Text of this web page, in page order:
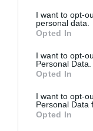
not limited to your
grant or deny
use your data for
consent section.
I want to opt-
personal data.
Opted In
I want to opt-
Personal Data.
Opted In
I want to opt-
Personal Data
Opted In
dia ad una
In tutto questo i
composto da
forze politiche è
Al contrario